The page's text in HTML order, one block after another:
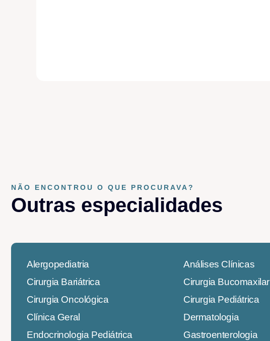
NÃO ENCONTROU O QUE PROCURAVA?
Outras especialidades​
Alergopediatria Análises Clínicas
Cirurgia Bariátrica
Cirurgia Bucomaxilar
Cirurgia Oncológica
Cirurgia Pediátrica
Clínica Geral
Dermatologia
Endocrinologia Pediátrica
Gastroenterologia